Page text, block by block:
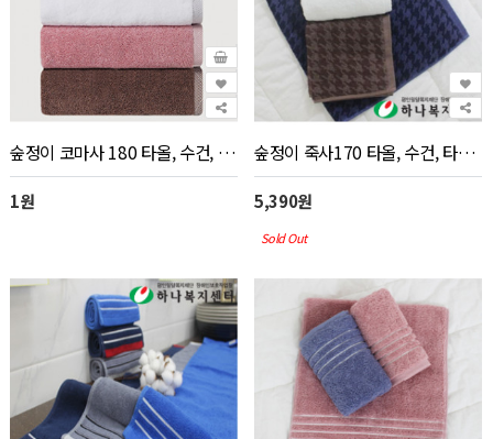
숲정이 코마사 180 타올, 수건, 타월(판촉물 인쇄)_전화문의
1원
숲정이 죽사170 타올, 수건, 타월(판촉물 인쇄)
5,390원
Sold Out